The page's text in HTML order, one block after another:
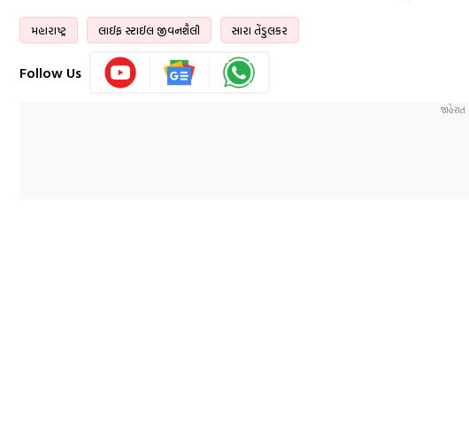
મહારાષ્ટ્ર લાઈફ સ્ટાઈલ જીવનશૈલી સારા તેંડુલકર
Follow Us